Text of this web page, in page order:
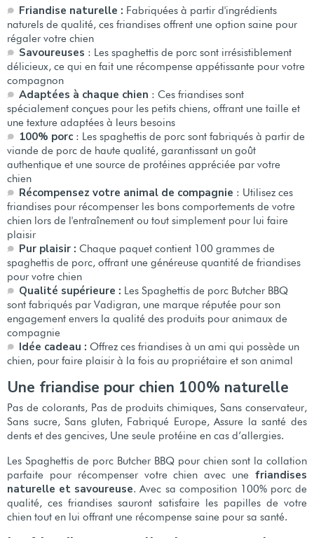
Friandise naturelle : Fabriquées à partir d'ingrédients
naturels de qualité, ces friandises offrent une option saine pour
régaler votre chien
Savoureuses : Les spaghettis de porc sont irrésistiblement
délicieux, ce qui en fait une récompense appétissante pour votre
compagnon
Adaptées à chaque chien : Ces friandises sont
spécialement conçues pour les petits chiens, offrant une taille et
une texture adaptées à leurs besoins
100% porc : Les spaghettis de porc sont fabriqués à partir de
viande de porc de haute qualité, garantissant un goût
authentique et une source de protéines appréciée par votre
chien
Récompensez votre animal de compagnie : Utilisez ces
friandises pour récompenser les bons comportements de votre
chien lors de l'entraînement ou tout simplement pour lui faire
plaisir
Pur plaisir : Chaque paquet contient 100 grammes de
spaghettis de porc, offrant une généreuse quantité de friandises
pour votre chien
Qualité supérieure : Les Spaghettis de porc Butcher BBQ
sont fabriqués par Vadigran, une marque réputée pour son
engagement envers la qualité des produits pour animaux de
compagnie
Idée cadeau : Offrez ces friandises à un ami qui possède un
chien, pour faire plaisir à la fois au propriétaire et son animal
Une friandise pour chien 100% naturelle
Pas de colorants, Pas de produits chimiques, Sans conservateur,
Sans sucre, Sans gluten, Fabriqué Europe, Assure la santé des
dents et des gencives, Une seule protéine en cas d’allergies.
Les Spaghettis de porc Butcher BBQ pour chien sont la collation
parfaite pour récompenser votre chien avec une friandises
naturelle et savoureuse. Avec sa composition 100% porc de
qualité, ces friandises sauront satisfaire les papilles de votre
chien tout en lui offrant une récompense saine pour sa santé.